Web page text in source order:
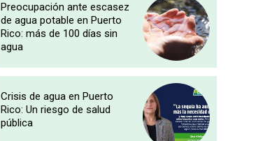
Preocupación ante escasez
de agua potable en Puerto
Rico: más de 100 días sin
agua
Crisis de agua en Puerto
Rico: Un riesgo de salud
pública